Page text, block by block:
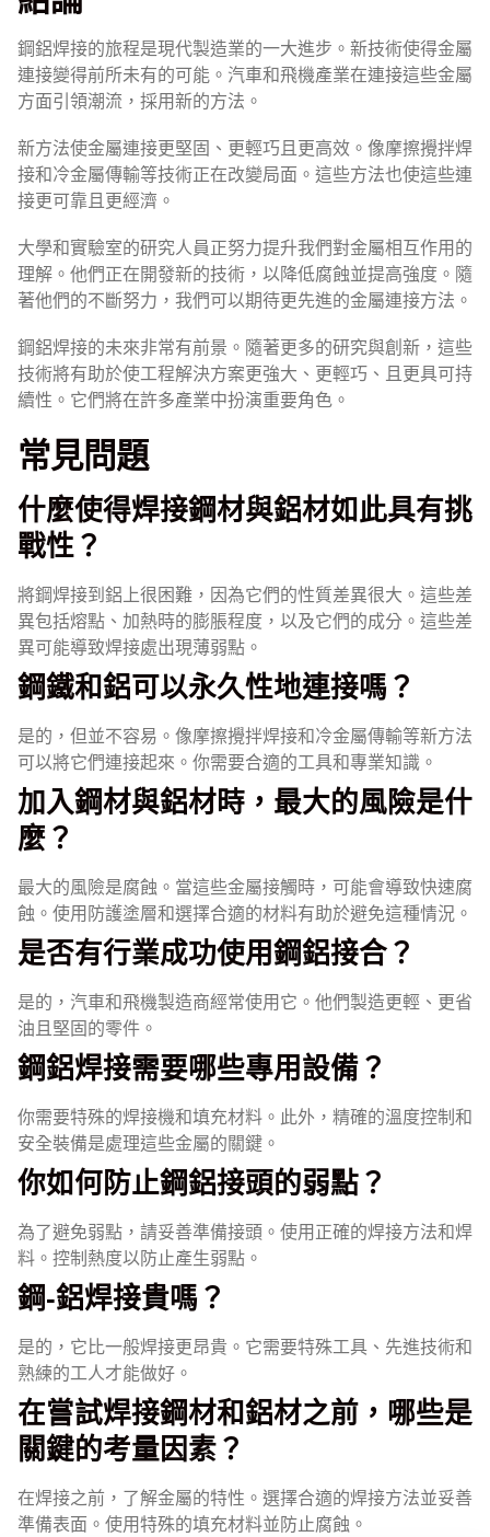
鋼鋁焊接的旅程是現代製造業的一大進步。新技術使得金屬
連接變得前所未有的可能。汽車和飛機產業在連接這些金屬
方面引領潮流，採用新的方法。
新方法使金屬連接更堅固、更輕巧且更高效。像摩擦攪拌焊
接和冷金屬傳輸等技術正在改變局面。這些方法也使這些連
接更可靠且更經濟。
大學和實驗室的研究人員正努力提升我們對金屬相互作用的
理解。他們正在開發新的技術，以降低腐蝕並提高強度。隨
著他們的不斷努力，我們可以期待更先進的金屬連接方法。
鋼鋁焊接的未來非常有前景。隨著更多的研究與創新，這些
技術將有助於使工程解決方案更強大、更輕巧、且更具可持
續性。它們將在許多產業中扮演重要角色。
常見問題
什麼使得焊接鋼材與鋁材如此具有挑
戰性？
將鋼焊接到鋁上很困難，因為它們的性質差異很大。這些差
異包括熔點、加熱時的膨脹程度，以及它們的成分。這些差
異可能導致焊接處出現薄弱點。
鋼鐵和鋁可以永久性地連接嗎？
是的，但並不容易。像摩擦攪拌焊接和冷金屬傳輸等新方法
可以將它們連接起來。你需要合適的工具和專業知識。
加入鋼材與鋁材時，最大的風險是什
麼？
最大的風險是腐蝕。當這些金屬接觸時，可能會導致快速腐
蝕。使用防護塗層和選擇合適的材料有助於避免這種情況。
是否有行業成功使用鋼鋁接合？
是的，汽車和飛機製造商經常使用它。他們製造更輕、更省
油且堅固的零件。
鋼鋁焊接需要哪些專用設備？
你需要特殊的焊接機和填充材料。此外，精確的溫度控制和
安全裝備是處理這些金屬的關鍵。
你如何防止鋼鋁接頭的弱點？
為了避免弱點，請妥善準備接頭。使用正確的焊接方法和焊
料。控制熱度以防止產生弱點。
鋼-鋁焊接貴嗎？
是的，它比一般焊接更昂貴。它需要特殊工具、先進技術和
熟練的工人才能做好。
在嘗試焊接鋼材和鋁材之前，哪些是
關鍵的考量因素？
在焊接之前，了解金屬的特性。選擇合適的焊接方法並妥善
準備表面。使用特殊的填充材料並防止腐蝕。